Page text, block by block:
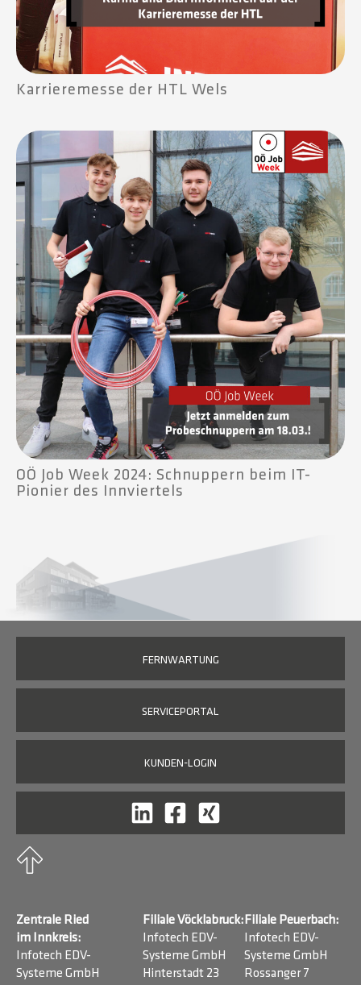
Karrieremesse der HTL Wels
OÖ Job Week 2024: Schnuppern beim IT-
Pionier des Innviertels
FERNWARTUNG
SERVICEPORTAL
KUNDEN-LOGIN
Zentrale Ried
im Innkreis:
Infotech EDV-
Systeme GmbH
Filiale Vöcklabruck:
Infotech EDV-
Systeme GmbH
Hinterstadt 23
Filiale Peuerbach:
Infotech EDV-
Systeme GmbH
Rossanger 7